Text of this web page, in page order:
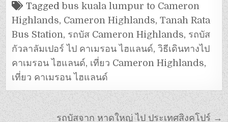
Taggedbus kuala lumpur to Cameron
Highlands, Cameron Highlands,Tanah Rata
Bus Station, รถบัส Cameron Highlands, รถบัส
กัวลาลัมเปอร์ ไป คาเมรอน ไฮแลนด์,วิธีเดินทางไป
คาเมรอน ไฮแลนด์, เที่ยว Cameron Highlands,
เที่ยว คาเมรอน ไฮแลนด์
รถบัสจาก หาดใหญ่ ไป ประเทศสิงคโปร์ →